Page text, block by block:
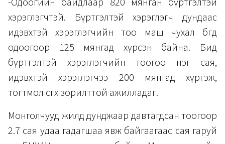
хэрэглэгчтэй. Бүртгэлтэй хэрэглэгч дундаас
идэвхтэй хэрэглэгчийн тоо маш чухал бөгөөд
одоогоор 125 мянгад хүрсэн байна. Бид
бүртгэлтэй хэрэглэгчийн тоогоо нэг сая,
идэвхтэй хэрэглэгчээ 200 мянгад хүргэж,
тогтмол өсгөх зорилттой ажилладаг.
Монголчууд жилд дунджаар давтагдсан тоогоор
2.7 сая удаа гадагшаа явж байгаагаас сая гаруй